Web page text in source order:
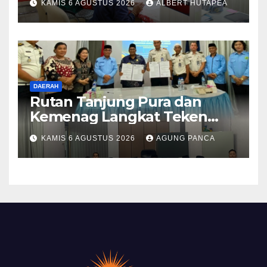
Terjadwal
KAMIS 6 AGUSTUS 2026 ALBERT HUTAPEA
DAERAH
Rutan Tanjung Pura dan
Kemenag Langkat Teken
PKS Pembinaan Kerohanian
Warga Binaan
KAMIS 6 AGUSTUS 2026 AGUNG PANCA